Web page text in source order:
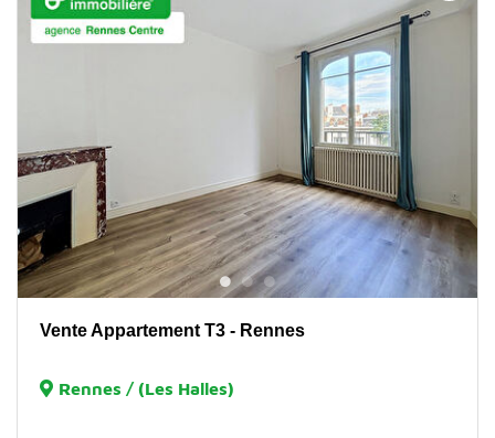
Vente Appartement T3 - Rennes
Rennes / (Les Halles)